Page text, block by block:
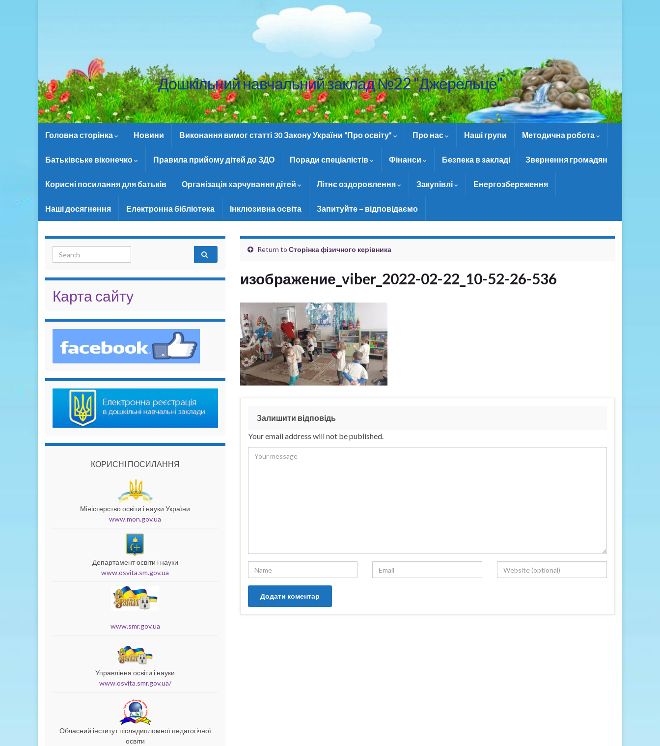
Дошкільний навчальний заклад №22 "Джерельце"
Головна сторінка Новини Виконання вимог статті 30 Закону України “Про освіту” Про нас Наші групи Методична робота
Батьківське віконечко Правила прийому дітей до ЗДО Поради спеціалістів Фінанси Безпека в закладі Звернення громадян
Корисні посилання для батьків Організація харчування дітей Літнє оздоровлення Закупівлі Енергозбереження
Наші досягнення Електронна бібліотека Інклюзивна освіта Запитуйте – відповідаємо
Return to Сторінка фізичного керівника
изображение_viber_2022-02-22_10-52-26-536
Залишити відповідь
Your email address will not be published.
Search for:
Карта сайту
КОРИСНІ ПОСИЛАННЯ
Міністерство освіти і науки України
www.mon.gov.ua
Департамент освіти і науки
www.osvita.sm.gov.ua
www.smr.gov.ua
Управління освіти і науки
www.osvita.smr.gov.ua/
Обласний інститут післядипломної педагогічної
освіти